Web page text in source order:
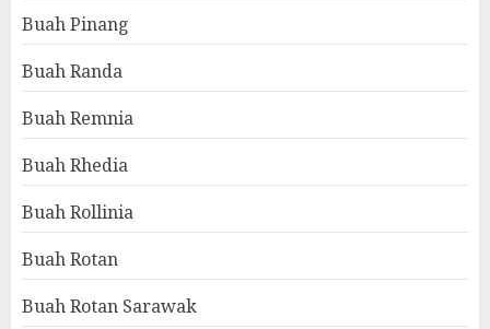
Buah Pinang
Buah Randa
Buah Remnia
Buah Rhedia
Buah Rollinia
Buah Rotan
Buah Rotan Sarawak